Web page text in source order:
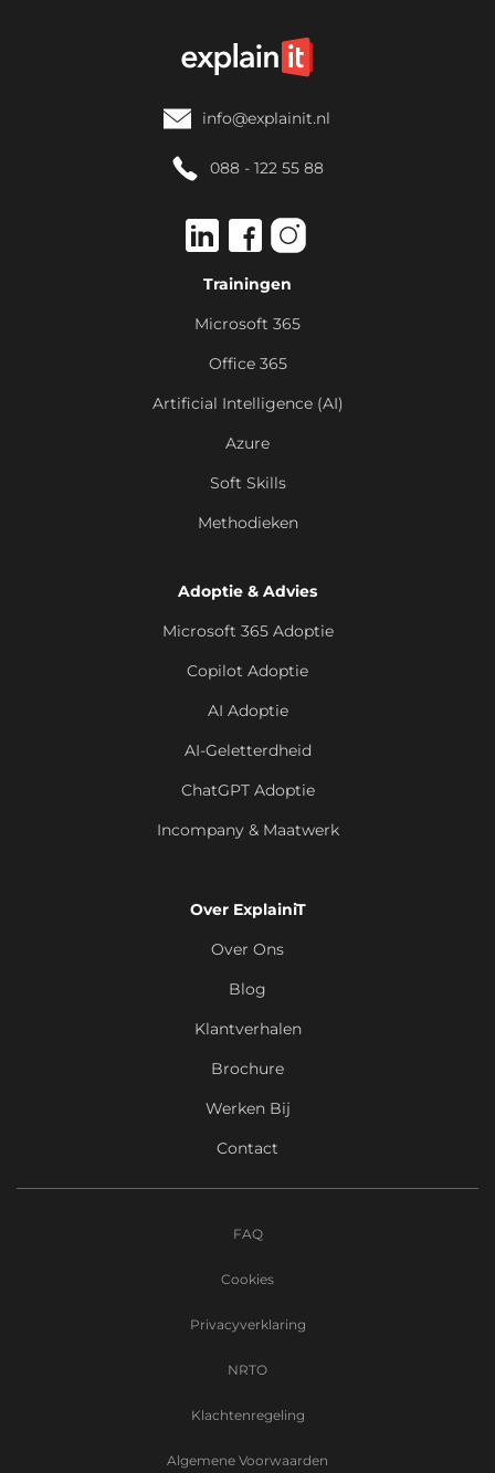
info@explainit.nl
088 - 122 55 88
Trainingen
Microsoft 365
Office 365
Artificial Intelligence (AI)
Azure
Soft Skills
Methodieken
Adoptie & Advies
Microsoft 365 Adoptie
Copilot Adoptie
AI Adoptie
AI-Geletterdheid
ChatGPT Adoptie
Incompany & Maatwerk
Over ExplainiT
Over Ons
Blog
Klantverhalen
Brochure
Werken Bij
Contact
FAQ
Cookies
Privacyverklaring
NRTO
Klachtenregeling
Algemene Voorwaarden